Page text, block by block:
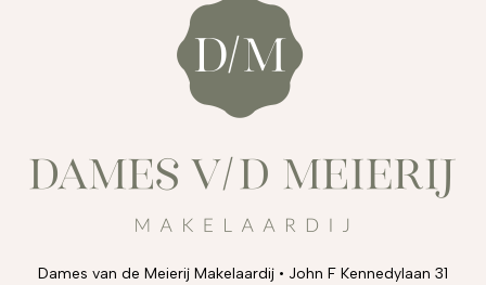
Dames van de Meierij Makelaardij • John F Kennedylaan 31